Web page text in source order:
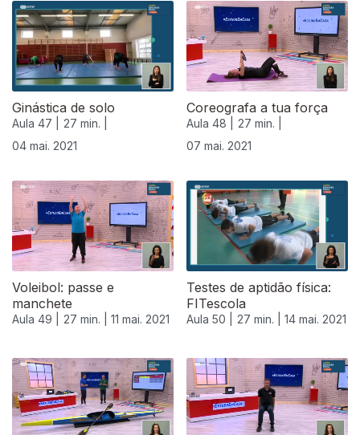
Ginástica de solo
Aula 47 |
27 min. |
04 mai. 2021
Coreografa a tua força
Aula 48 |
27 min. |
07 mai. 2021
542350
Voleibol: passe e
manchete
Aula 49 | 27 min. | 11 mai. 2021
Testes de aptidão física:
FITescola
Aula 50 | 27 min. | 14 mai. 2021